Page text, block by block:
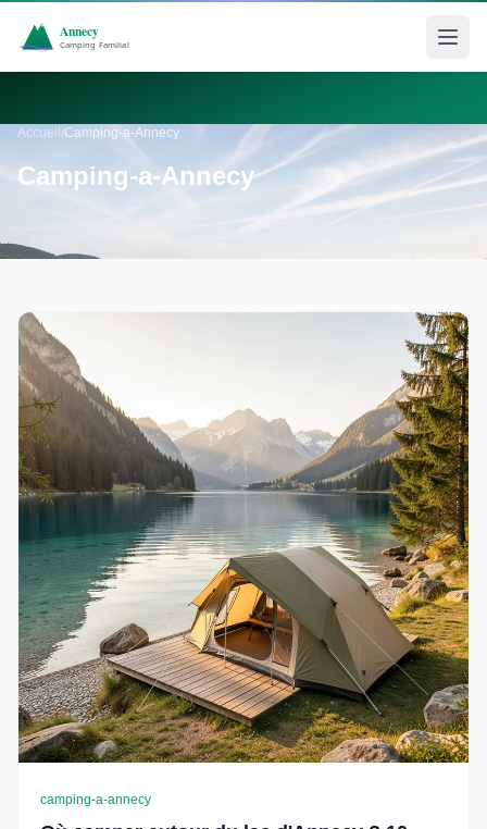
Accueil /Camping-a-Annecy
Camping-a-Annecy
camping-a-annecy